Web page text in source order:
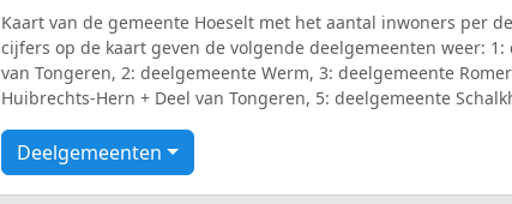
Kaart van de gemeente Hoeselt met het aantal inwoners per
cijfers op de kaart geven de volgende deelgemeenten weer: 1:
van Tongeren, 2: deelgemeente Werm, 3: deelgemeente
Huibrechts-Hern + Deel van Tongeren, 5: deelgemeente
Deelgemeenten